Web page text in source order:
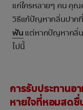
แก่ใครหลายๆ คน คุ
วิธีแก้ปัญหากลิ่นปาก
ฟัน แต่หากปัญหากลิ่น
ไปนี้
การรับประทานอ
หายใจที่หอมสดชื่